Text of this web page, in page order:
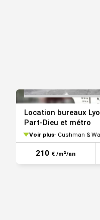
Location bureaux
Part-Dieu et métro
Voir plus Cushman &
210 € /m²/an